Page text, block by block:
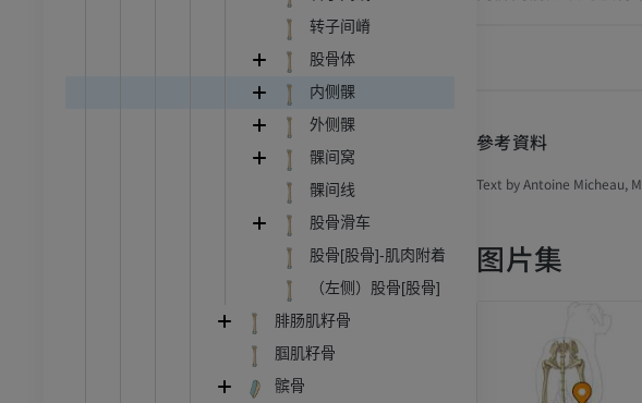
转子间嵴
股骨体
内侧髁
外侧髁
髁间窝
髁间线
股骨滑车
股骨[股骨]-肌肉附着
（左侧）股骨[股骨]
腓肠肌籽骨
腘肌籽骨
髌骨
參考資料
Text by Antoine Micheau,
图片集